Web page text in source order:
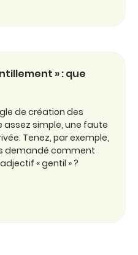
» : que
de création des
simple, une faute
Tenez, par exemple,
demandé comment
« gentil » ?